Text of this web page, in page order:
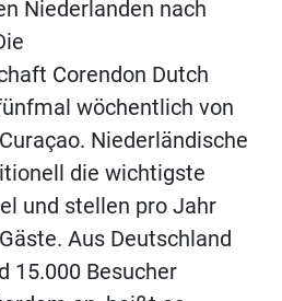
Niederlanden nach
Corendon Dutch
wöchentlich von
Niederländische
die wichtigste
und stellen pro Jahr
Aus Deutschland
15.000 Besucher